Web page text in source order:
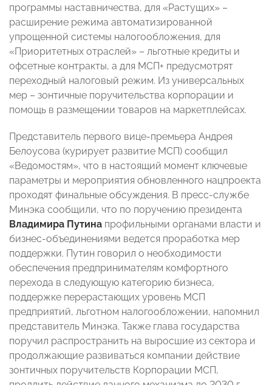
программы наставничества, для «Растущих» –
расширение режима автоматизированной
упрощенной системы налогообложения, для
«Приоритетных отраслей» – льготные кредиты и
офсетные контракты, а для МСП+ предусмотрят
переходный налоговый режим. Из универсальных
мер – зонтичные поручительства корпорации и
помощь в размещении товаров на маркетплейсах.
Представитель первого вице-премьера Андрея
Белоусова (курирует развитие МСП) сообщил
«Ведомостям», что в настоящий момент ключевые
параметры и мероприятия обновленного нацпроекта
проходят финальные обсуждения. В пресс-службе
Минэка сообщили, что по поручению президента
Владимира Путина профильными органами власти и
бизнес-объединениями ведется проработка мер
поддержки. Путин говорил о необходимости
обеспечения предпринимателям комфортного
перехода в следующую категорию бизнеса,
поддержке перерастающих уровень МСП
предприятий, льготном налогообложении, напомнил
представитель Минэка. Также глава государства
поручил распространить на выросшие из сектора и
продолжающие развиваться компании действие
зонтичных поручительств Корпорации МСП,